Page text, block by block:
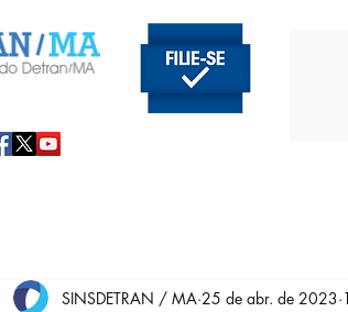
SINSDETRAN / MA 25 de abr. de 2023